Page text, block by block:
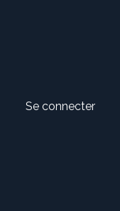
Se connecter